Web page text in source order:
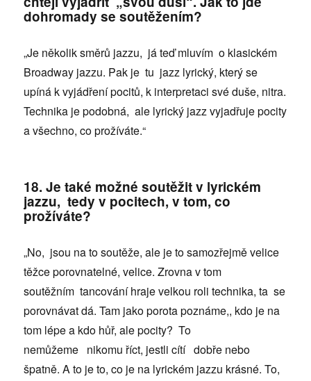
dohromady se soutěžením?
„Je několik směrů jazzu, já teď mluvím o klasickém
Broadway jazzu. Pak je tu jazz lyrický, který se
upíná k vyjádření pocitů, k interpretaci své duše, nitra.
Technika je podobná, ale lyrický jazz vyjadřuje pocity
a všechno, co prožíváte.“
18. Je také možné soutěžit v lyrickém
jazzu, tedy v pocitech, v tom, co
prožíváte?
„No, jsou na to soutěže, ale je to samozřejmě velice
těžce porovnatelné, velice. Zrovna v tom
soutěžním tancování hraje velkou roli technika, ta se
porovnávat dá. Tam jako porota poznáme,, kdo je na
tom lépe a kdo hůř, ale pocity? To
nemůžeme nikomu říct, jestli cítí dobře nebo
špatně. A to je to, co je na lyrickém jazzu krásné. To,